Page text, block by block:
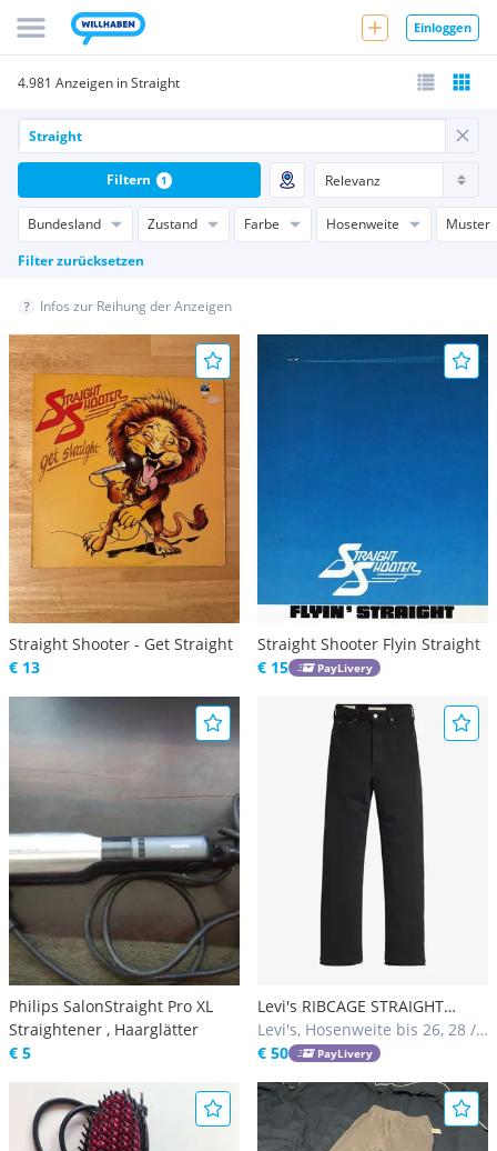
Einloggen
4.981 Anzeigen in Straight
Bundesland Zustand Farbe Hosenweite
Muster
Filter zurücksetzen
Filtern 1
Infos zur Reihung der Anzeigen
Straight Shooter - Get Straight
€ 13
Straight Shooter Flyin Straight
€ 15
PayLivery
Philips SalonStraight Pro XL
Straightener , Haarglätter
€ 5
Levi's RIBCAGE STRAIGHT
ANKLE - Jeans Straight Leg -
black heart
Levi's, Hosenweite bis 26, 28 /
S
€ 50 PayLivery